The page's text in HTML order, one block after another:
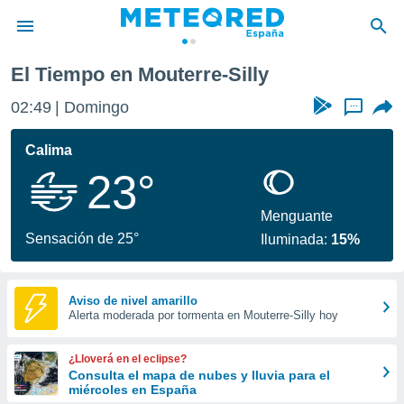
de
por
que se
calidad.
a este
las
y
forma
digital
basada
El Tiempo en Mouterre-Silly
02:49 Domingo ...
Calima
23°
Sensación de 25°
Menguante
Iluminada: 15%
Aviso de nivel amarillo
Alerta moderada por tormenta en Mouterre-Silly hoy
¿Lloverá en el eclipse?
Consulta el mapa de nubes y lluvia para el
miércoles en España